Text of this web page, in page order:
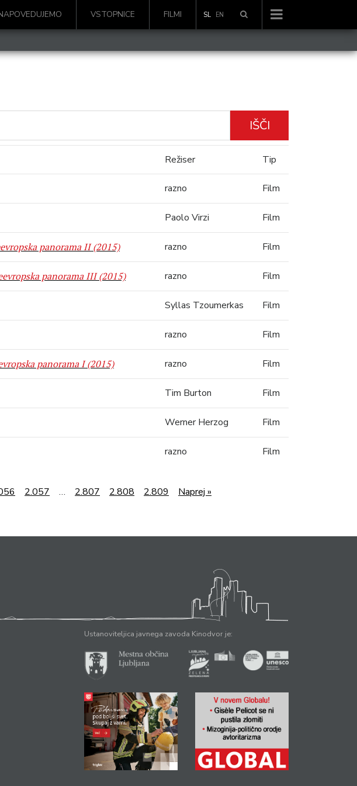
VSTOPNICE FILMI SL EN
IŠČI
Režiser Tip
razno Film
Paolo Virzi Film
panorama II (2015) razno Film
panorama III (2015) razno Film
Syllas Tzoumerkas Film
razno Film
panorama I (2015) razno Film
Tim Burton Film
Werner Herzog Film
razno Film
2.057 … 2.807 2.808 2.809 Naprej »
Ustanoviteljica javnega zavoda Kinodvor je: